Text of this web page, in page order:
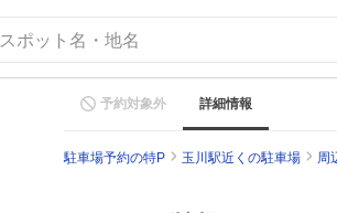
スポット名・地名
予約対象外 詳細情報
駐車場予約の特P 玉川駅近くの駐車場 周